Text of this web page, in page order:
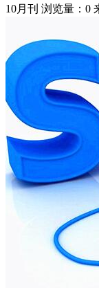
10月刊 浏览量：0